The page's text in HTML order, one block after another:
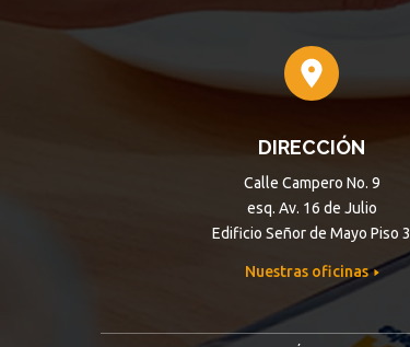
DIRECCIÓN
Calle Campero No. 9
esq. Av. 16 de Julio
Edificio Señor de Mayo Piso 3
Nuestras oficinas